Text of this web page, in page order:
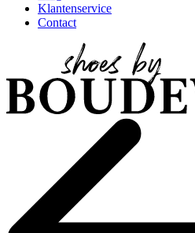
Klantenservice
Contact